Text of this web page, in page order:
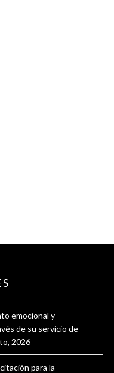
emocional y
de su servicio de
2026
para la